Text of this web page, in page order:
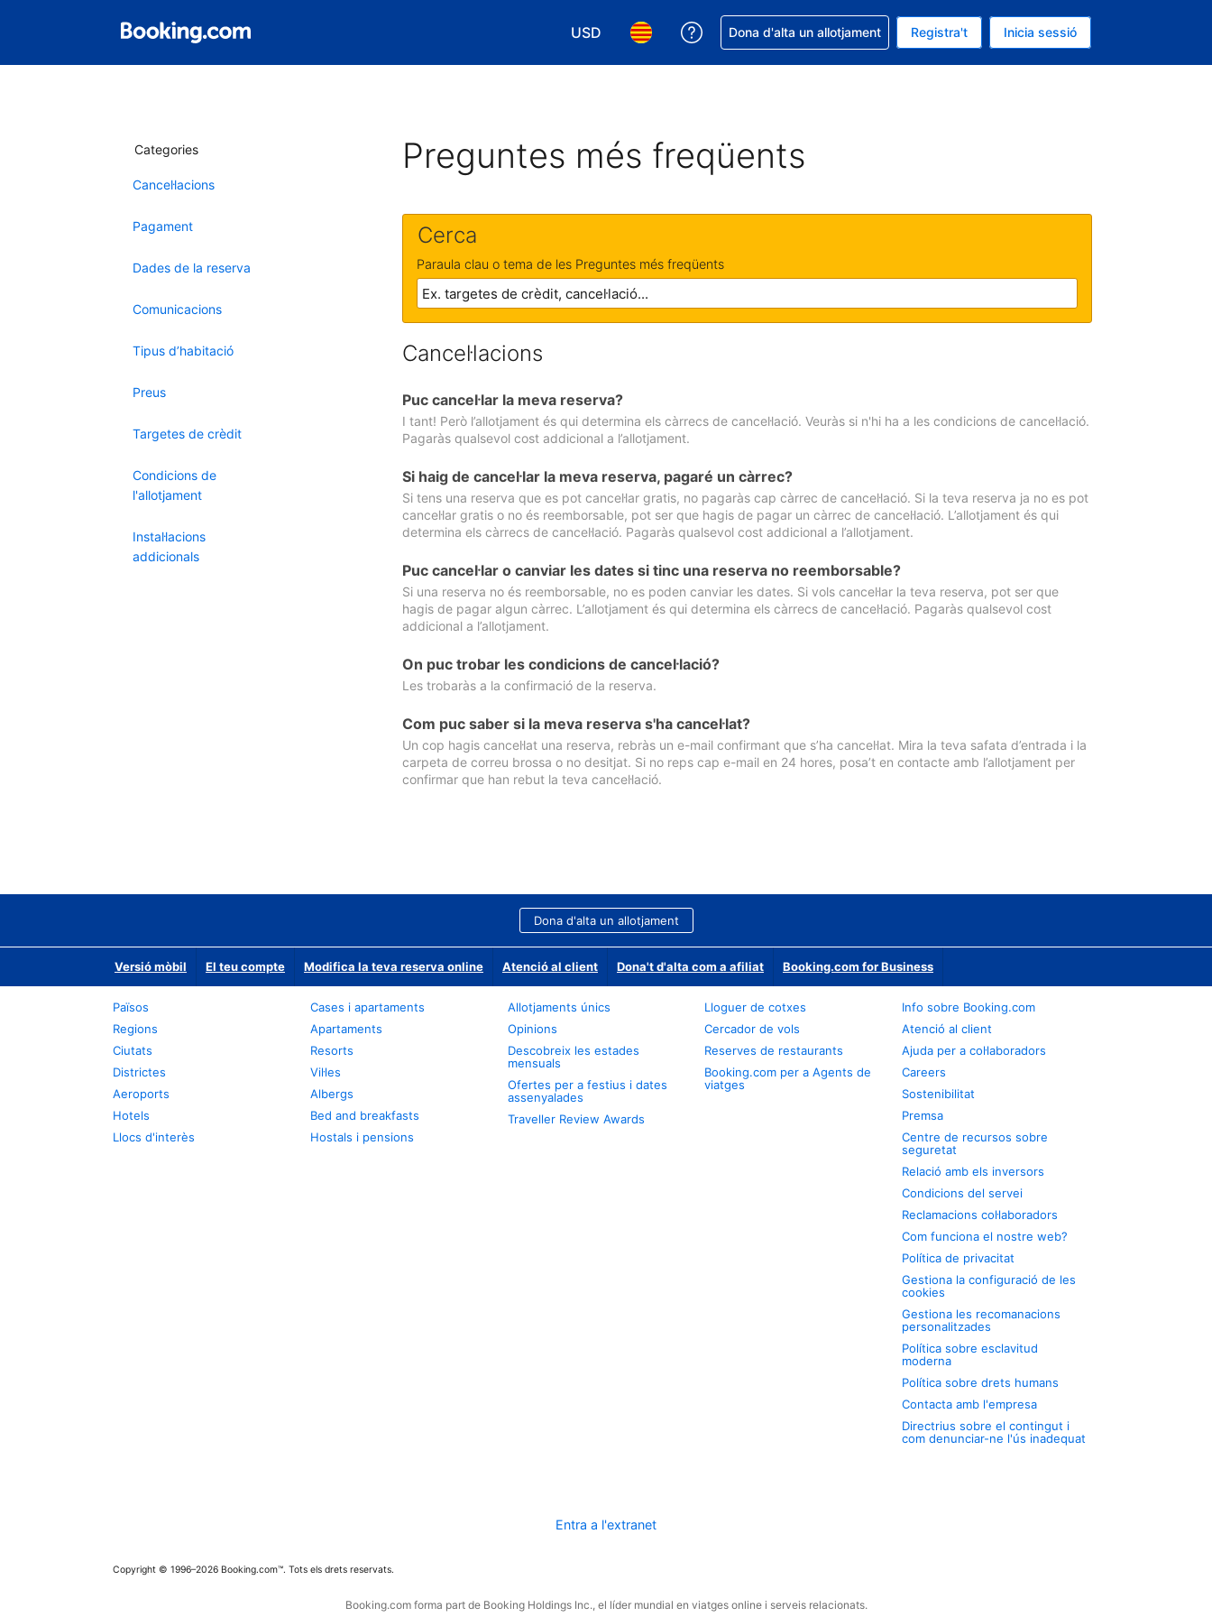
USD
Tria la moneda. La moneda actual és Dòlar dels Estats Units
Tria l'idioma. L'idioma actual és Català
Rep ajuda amb la reserva
Dona d'alta un allotjament Registra't Inicia sessió
Categories
Cancel·lacions
Pagament
Dades de la reserva
Comunicacions
Tipus d’habitació
Preus
Targetes de crèdit
Condicions de
l'allotjament
Instal·lacions
addicionals
Preguntes més freqüents
Cerca
Paraula clau o tema de les Preguntes més freqüents
Cancel·lacions
Puc cancel·lar la meva reserva?
I tant! Però l’allotjament és qui determina els càrrecs de cancel·lació. Veuràs si n'hi ha a les condicions de cancel·lació.
Pagaràs qualsevol cost addicional a l’allotjament.
Si haig de cancel·lar la meva reserva, pagaré un càrrec?
Si tens una reserva que es pot cancel·lar gratis, no pagaràs cap càrrec de cancel·lació. Si la teva reserva ja no es pot
cancel·lar gratis o no és reemborsable, pot ser que hagis de pagar un càrrec de cancel·lació. L’allotjament és qui
determina els càrrecs de cancel·lació. Pagaràs qualsevol cost addicional a l’allotjament.
Puc cancel·lar o canviar les dates si tinc una reserva no reemborsable?
Si una reserva no és reemborsable, no es poden canviar les dates. Si vols cancel·lar la teva reserva, pot ser que
hagis de pagar algun càrrec. L’allotjament és qui determina els càrrecs de cancel·lació. Pagaràs qualsevol cost
addicional a l’allotjament.
On puc trobar les condicions de cancel·lació?
Les trobaràs a la confirmació de la reserva.
Com puc saber si la meva reserva s'ha cancel·lat?
Un cop hagis cancel·lat una reserva, rebràs un e-mail confirmant que s’ha cancel·lat. Mira la teva safata d’entrada i la
carpeta de correu brossa o no desitjat. Si no reps cap e-mail en 24 hores, posa’t en contacte amb l’allotjament per
confirmar que han rebut la teva cancel·lació.
Dona d'alta un allotjament
Versió mòbil El teu compte Modifica la teva reserva online Atenció al client Dona't d'alta com a afiliat Booking.com for Business
Països
Regions
Ciutats
Districtes
Aeroports
Hotels
Llocs d'interès
Cases i apartaments
Apartaments
Resorts
Vil·les
Albergs
Bed and breakfasts
Hostals i pensions
Allotjaments únics
Opinions
Descobreix les estades
mensuals
Ofertes per a festius i dates
assenyalades
Traveller Review Awards
Lloguer de cotxes
Cercador de vols
Reserves de restaurants
Booking.com per a Agents de
viatges
Info sobre Booking.com
Atenció al client
Ajuda per a col·laboradors
Careers
Sostenibilitat
Premsa
Centre de recursos sobre
seguretat
Relació amb els inversors
Condicions del servei
Reclamacions col·laboradors
Com funciona el nostre web?
Política de privacitat
Gestiona la configuració de les
cookies
Gestiona les recomanacions
personalitzades
Política sobre esclavitud
moderna
Política sobre drets humans
Contacta amb l'empresa
Directrius sobre el contingut i
com denunciar-ne l'ús inadequat
Entra a l'extranet
Copyright © 1996–2026 Booking.com™. Tots els drets reservats.
Booking.com forma part de Booking Holdings Inc., el líder mundial en viatges online i serveis relacionats.